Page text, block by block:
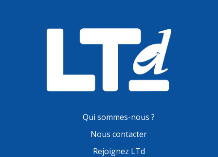
Qui sommes-nous ?
Nous contacter
Rejoignez LTd